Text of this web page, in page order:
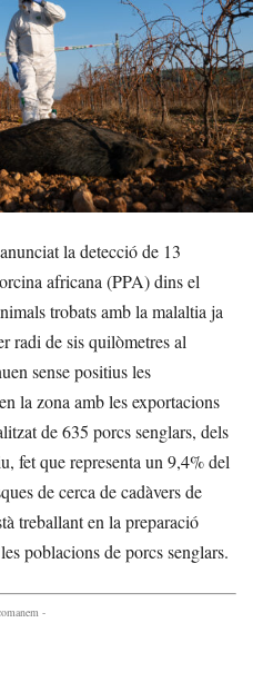
la detecció de 13
africana (PPA) dins el
trobats amb la malaltia ja
radi de sis quilòmetres al
sense positius les
la zona amb les exportacions
de 635 porcs senglars, dels
fet que representa un 9,4% del
de cerca de cadàvers de
treballant en la preparació
poblacions de porcs senglars.
-